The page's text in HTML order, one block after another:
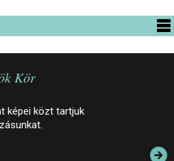
ÉPÜLET
Kör
képei közt tartjuk